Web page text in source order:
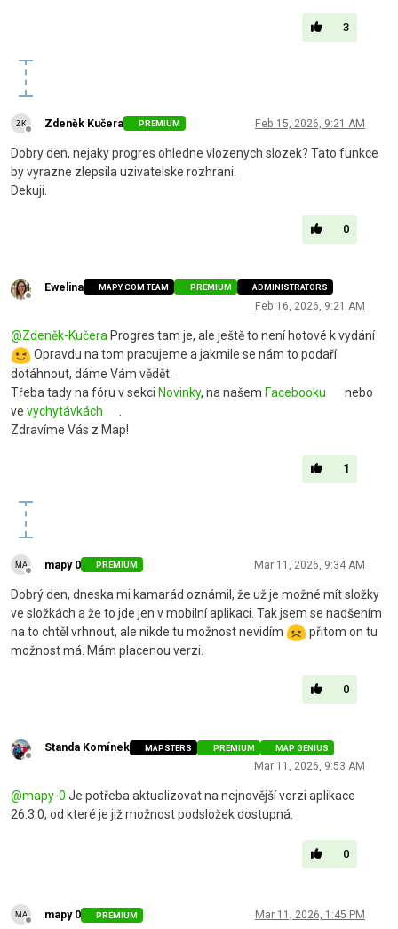
3
Offline
Zdeněk Kučera PREMIUM Feb 15, 2026, 9:21 AM
Dobry den, nejaky progres ohledne vlozenych slozek? Tato funkce
by vyrazne zlepsila uzivatelske rozhrani.
Dekuji.
0
Offline
Ewelina MAPY.COM TEAM PREMIUM ADMINISTRATORS
Feb 16, 2026, 9:21 AM
@Zdeněk-Kučera Progres tam je, ale ještě to není hotové k vydání
Opravdu na tom pracujeme a jakmile se nám to podaří
dotáhnout, dáme Vám vědět.
Třeba tady na fóru v sekci Novinky, na našem Facebooku
nebo
ve vychytávkách
Zdravíme Vás z Map!
1
Offline
mapy 0 PREMIUM Mar 11, 2026, 9:34 AM
Dobrý den, dneska mi kamarád oznámil, že už je možné mít složky
ve složkách a že to jde jen v mobilní aplikaci. Tak jsem se nadšením
na to chtěl vrhnout, ale nikde tu možnost nevidím
přitom on tu
možnost má. Mám placenou verzi.
0
Standa Komínek MAPSTERS PREMIUM MAP GENIUS
Mar 11, 2026, 9:53 AM
@mapy-0 Je potřeba aktualizovat na nejnovější verzi aplikace
26.3.0, od které je již možnost podsložek dostupná.
0
mapy 0 PREMIUM Mar 11, 2026, 1:45 PM